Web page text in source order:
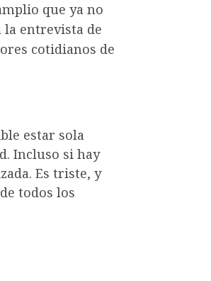
que ya no
la entrevista de
cotidianos de
estar sola
Incluso si hay
Es triste, y
todos los